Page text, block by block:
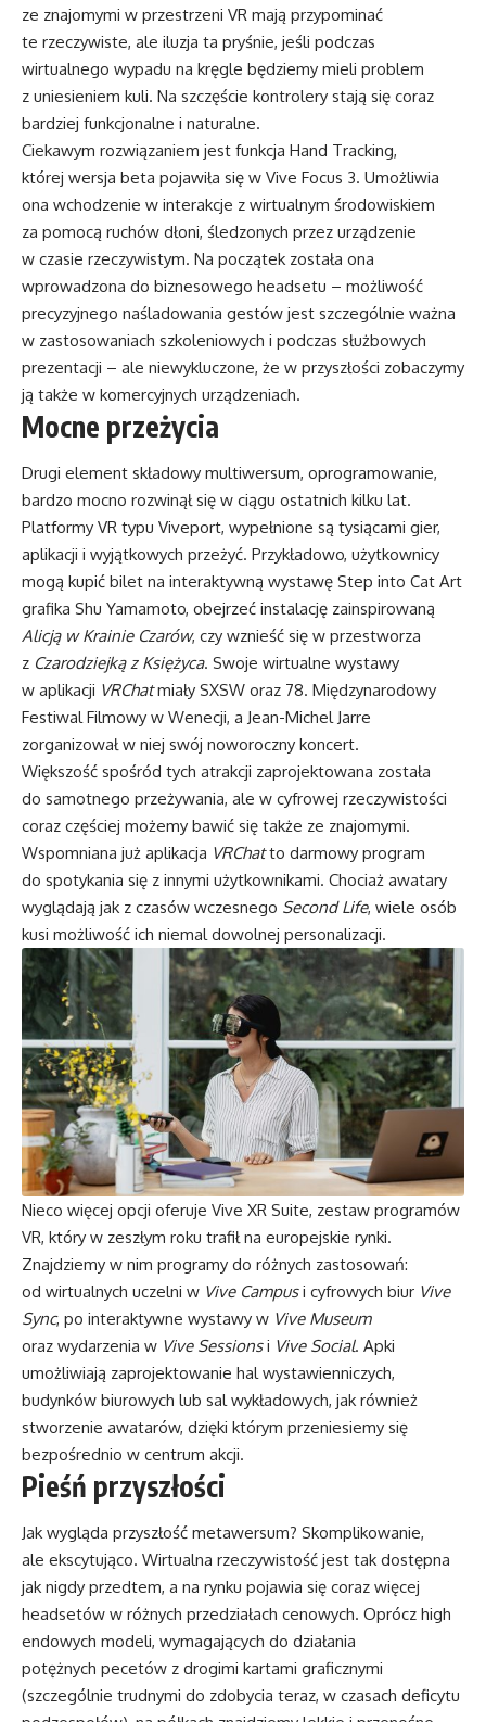
ze znajomymi w przestrzeni VR mają przypominać
te rzeczywiste, ale iluzja ta pryśnie, jeśli podczas
wirtualnego wypadu na kręgle będziemy mieli problem
z uniesieniem kuli. Na szczęście kontrolery stają się coraz
bardziej funkcjonalne i naturalne.
Ciekawym rozwiązaniem jest funkcja Hand Tracking,
której wersja beta pojawiła się w Vive Focus 3. Umożliwia
ona wchodzenie w interakcje z wirtualnym środowiskiem
za pomocą ruchów dłoni, śledzonych przez urządzenie
w czasie rzeczywistym. Na początek została ona
wprowadzona do biznesowego headsetu – możliwość
precyzyjnego naśladowania gestów jest szczególnie ważna
w zastosowaniach szkoleniowych i podczas służbowych
prezentacji – ale niewykluczone, że w przyszłości zobaczymy
ją także w komercyjnych urządzeniach.
Mocne przeżycia
Drugi element składowy multiwersum, oprogramowanie,
bardzo mocno rozwinął się w ciągu ostatnich kilku lat.
Platformy VR typu Viveport, wypełnione są tysiącami gier,
aplikacji i wyjątkowych przeżyć. Przykładowo, użytkownicy
mogą kupić bilet na interaktywną wystawę Step into Cat Art
grafika Shu Yamamoto, obejrzeć instalację zainspirowaną
Alicją w Krainie Czarów, czy wznieść się w przestworza
z Czarodziejką z Księżyca. Swoje wirtualne wystawy
w aplikacji VRChatmiały SXSW oraz 78. Międzynarodowy
Festiwal Filmowy w Wenecji, a Jean-Michel Jarre
zorganizował w niej swój noworoczny koncert.
Większość spośród tych atrakcji zaprojektowana została
do samotnego przeżywania, ale w cyfrowej rzeczywistości
coraz częściej możemy bawić się także ze znajomymi.
Wspomniana już aplikacja VRChatto darmowy program
do spotykania się z innymi użytkownikami. Chociaż awatary
wyglądają jak z czasów wczesnego Second Life, wiele osób
kusi możliwość ich niemal dowolnej personalizacji.
Nieco więcej opcji oferuje Vive XR Suite, zestaw programów
VR, który w zeszłym roku trafił na europejskie rynki.
Znajdziemy w nim programy do różnych zastosowań:
od wirtualnych uczelni w Vive Campusi cyfrowych biur Vive
Sync, po interaktywne wystawy w Vive Museum
oraz wydarzenia w Vive Sessionsi Vive Social. Apki
umożliwiają zaprojektowanie hal wystawienniczych,
budynków biurowych lub sal wykładowych, jak również
stworzenie awatarów, dzięki którym przeniesiemy się
bezpośrednio w centrum akcji.
Pieśń przyszłości
Jak wygląda przyszłość metawersum? Skomplikowanie,
ale ekscytująco. Wirtualna rzeczywistość jest tak dostępna
jak nigdy przedtem, a na rynku pojawia się coraz więcej
headsetów w różnych przedziałach cenowych. Oprócz high
endowych modeli, wymagających do działania
potężnych pecetów z drogimi kartami graficznymi
(szczególnie trudnymi do zdobycia teraz, w czasach deficytu